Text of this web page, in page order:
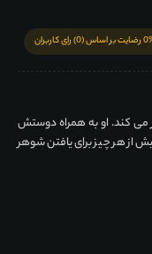
(0) رای کاربران
می کند. او به همراه دوستش
بیش از هر چیز برای یافتن شوهر